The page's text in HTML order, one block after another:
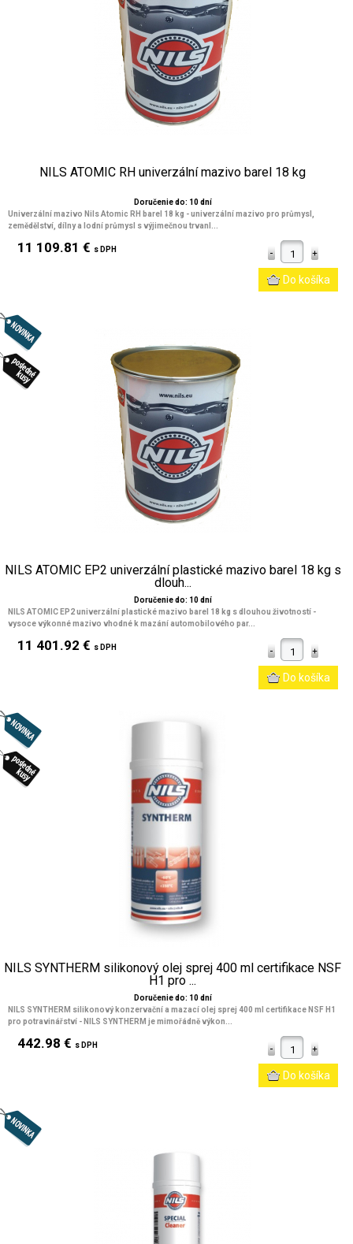
NILS ATOMIC RH univerzální mazivo barel 18 kg
Doručenie do: 10 dní
Univerzální mazivo Nils Atomic RH barel 18 kg - univerzální mazivo pro průmysl,
zemědělství, dílny a lodní průmysl s výjimečnou trvanl...
11 109.81 € s DPH
NILS ATOMIC EP2 univerzální plastické mazivo barel 18 kg s
dlouh...
Doručenie do: 10 dní
NILS ATOMIC EP2 univerzální plastické mazivo barel 18 kg s dlouhou životností -
vysoce výkonné mazivo vhodné k mazání automobilového par...
11 401.92 € s DPH
NILS SYNTHERM silikonový olej sprej 400 ml certifikace NSF
H1 pro ...
Doručenie do: 10 dní
NILS SYNTHERM silikonový konzervační a mazací olej sprej 400 ml certifikace NSF H1
pro potravinářství - NILS SYNTHERM je mimořádně výkon...
442.98 € s DPH